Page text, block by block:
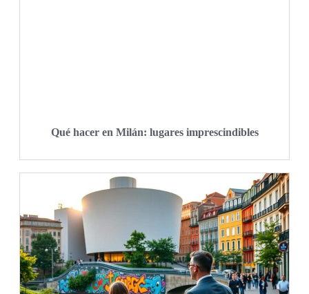
Qué hacer en Milán: lugares imprescindibles